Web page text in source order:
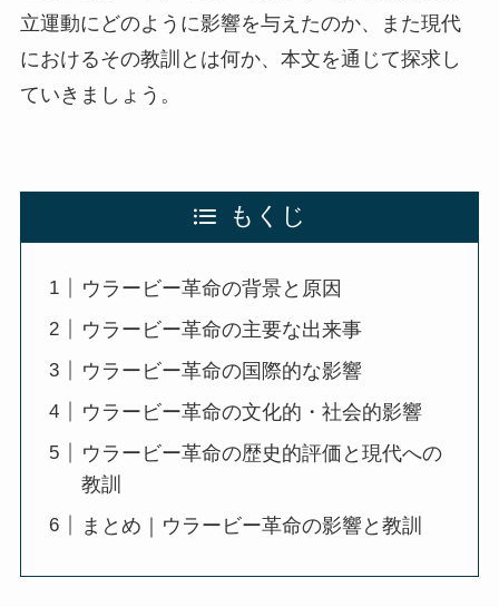
立運動にどのように影響を与えたのか、また現代
におけるその教訓とは何か、本文を通じて探求し
ていきましょう。
もくじ
ウラービー革命の背景と原因
ウラービー革命の主要な出来事
ウラービー革命の国際的な影響
ウラービー革命の文化的・社会的影響
ウラービー革命の歴史的評価と現代への
教訓
まとめ｜ウラービー革命の影響と教訓